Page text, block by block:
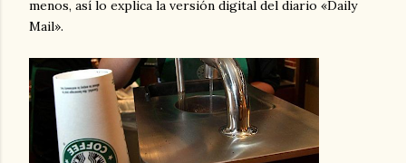
menos, así lo explica la versión digital del diario «Daily
Mail».